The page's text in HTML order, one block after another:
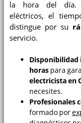
la hora del día.
eléctricos, el
distingue por su
servicio.
horaspara
electricista en
necesites.
Profesionales
formado por